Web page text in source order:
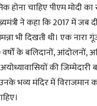
होना चाहिए पीएम मोदी का
ने कहा कि 2017 में जब
भी दिखती थी। एक नारा
के बलिदानों, आंदोलनों,
की जिम्मेदारी
उनके भव्य मंदिर में